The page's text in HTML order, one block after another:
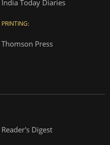
India Today Diaries
PRINTING:
Thomson Press
Reader's Digest